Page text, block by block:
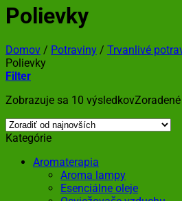
Polievky
Domov / Potraviny / Trvanlivé
Polievky
Filter
Zobrazuje sa 10 výsledkov
Kategórie
Aromaterapia
Aroma lampy
Esenciálne oleje